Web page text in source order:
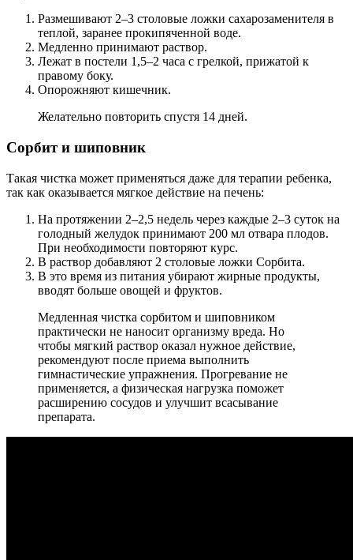
Размешивают 2–3 столовые ложки сахарозаменителя в
теплой, заранее прокипяченной воде.
Медленно принимают раствор.
Лежат в постели 1,5–2 часа с грелкой, прижатой к
правому боку.
Опорожняют кишечник.
Желательно повторить спустя 14 дней.
Сорбит и шиповник
Такая чистка может применяться даже для терапии ребенка,
так как оказывается мягкое действие на печень:
На протяжении 2–2,5 недель через каждые 2–3 суток на
голодный желудок принимают 200 мл отвара плодов.
При необходимости повторяют курс.
В раствор добавляют 2 столовые ложки Сорбита.
В это время из питания убирают жирные продукты,
вводят больше овощей и фруктов.
Медленная чистка сорбитом и шиповником
практически не наносит организму вреда. Но
чтобы мягкий раствор оказал нужное действие,
рекомендуют после приема выполнить
гимнастические упражнения. Прогревание не
применяется, а физическая нагрузка поможет
расширению сосудов и улучшит всасывание
препарата.